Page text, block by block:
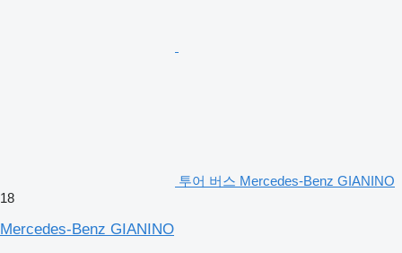
투어 버스 Mercedes-Benz GIANINO
18
Mercedes-Benz GIANINO